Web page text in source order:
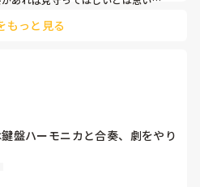
もっと見る
盤ハーモニカと合奏、劇をやり
た4月から始まり、キラキラ星